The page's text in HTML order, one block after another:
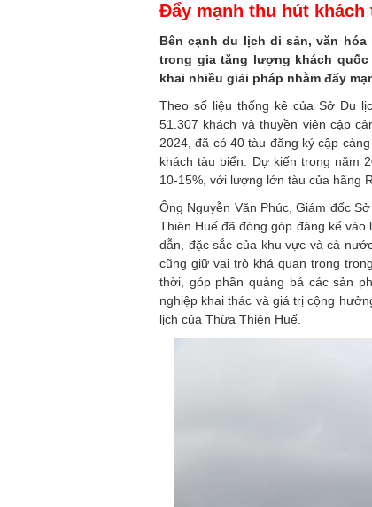
Đẩy mạnh thu hút khách
Bên cạnh du lịch di sản, văn
trong gia tăng lượng khách
khai nhiều giải pháp nhằm đẩy
Theo số liệu thống kê của Sở Du
51.307 khách và thuyền viên cập
2024, đã có 40 tàu đăng ký cập
khách tàu biển. Dự kiến trong năm
10-15%, với lượng lớn tàu của hãng
Ông Nguyễn Văn Phúc, Giám đốc
Thiên Huế đã đóng góp đáng kể
dẫn, đặc sắc của khu vực và cả
cũng giữ vai trò khá quan trọng
thời, góp phần quảng bá các sản
nghiệp khai thác và giá trị cộng
lịch của Thừa Thiên Huế.